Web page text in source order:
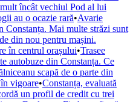
încât vechiul Pod al lui
au o ocazie rară•Avarie
Mai multe străzi sunt
din nou pentru mașini.
în centrul orașului•Trasee
autobuze din Constanța. Ce
scapă de o parte din
vigoare•Constanța, evaluată
un profil de credit cu trei